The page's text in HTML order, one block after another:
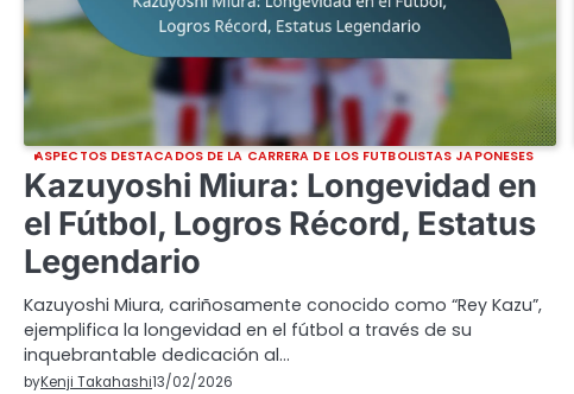
ASPECTOS DESTACADOS DE LA CARRERA DE LOS FUTBOLISTAS JAPONESES
Kazuyoshi Miura: Longevidad en
el Fútbol, Logros Récord, Estatus
Legendario
Kazuyoshi Miura, cariñosamente conocido como “Rey Kazu”,
ejemplifica la longevidad en el fútbol a través de su
inquebrantable dedicación al…
byKenji Takahashi13/02/2026